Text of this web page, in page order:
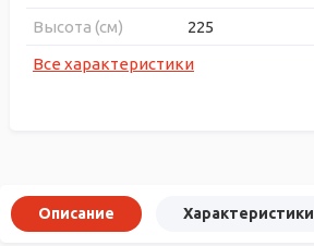
Высота (см)
225
Все характеристики
Описание Характеристики